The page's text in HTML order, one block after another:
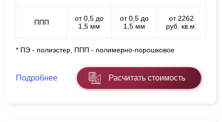
ППП
от 0,5 до
1,5 мм
от 0,5 до
1,5 мм
от 2262
руб. кв.м.
* ПЭ - полиэстер, ППП - полимерно-порошковое
Подробнее Расчитать стоимость